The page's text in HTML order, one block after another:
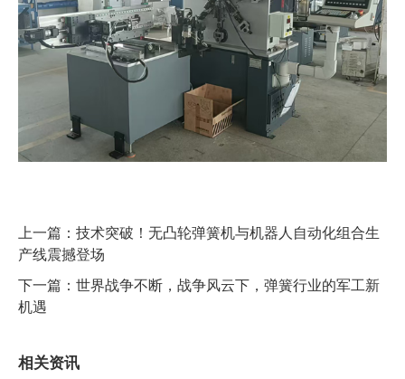
上一篇： 技术突破！无凸轮弹簧机与机器人自动化组合生
产线震撼登场
下一篇： 世界战争不断，战争风云下，弹簧行业的军工新
机遇
相关资讯